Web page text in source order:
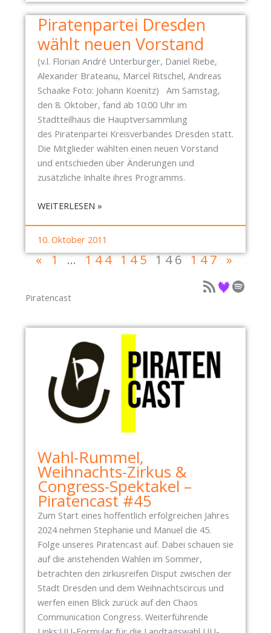
7
.
1
1
0
(
P
)
L
E
E
N
I
I
–
F
A
H
R
R
D
D
E
M
4
1
1
2
0
K
Ö
N
I
S
B
Ü
C
E
S
S
L
!
Piratenpartei Dresden
wählt neuen Vorstand
(v.l. Florian André Unterburger, Daniel Riebe,
Alexander Brateanu, Marcel Ritschel, Andreas
Schaake Foto: Johann Koenitz) Am Samstag,
den 8. Oktober, fand ab 10:00 Uhr im
Stadtteilhaus die Hauptversammlung
des Piratenpartei Kreisverbandes Dresden statt.
Die Mitglieder wählten einen neuen Vorstand
und entschieden über Änderungen und
zusätzliche Inhalte ihres Programms.
WEITERLESEN »:
A
R
T
I
D
S
D
E
N
W
H
T
E
U
E
10. Oktober 2011
« 1 … 144 145 146 147 »
Piratencast
Podcast als Feed Podcast auf Deezer Podcast auf Spotify
Wahl-Rummel,
Weihnachts-Zirkus &
Congress-Spektakel –
Piratencast #45
Zum Start eines hoffentlich erfolgreichen Jahres
2024 nehmen Stephanie und Manuel die 45.
Folge unseres Piratencast auf. Dabei schauen sie
auf die anstehenden Wahlen im Sommer,
betrachten den zirkusreifen Disput zwischen der
Stadt Dresden und dem Weihnachtscircus und
werfen einen Blick zurück auf den Chaos
Communication Congress. Weiterführende